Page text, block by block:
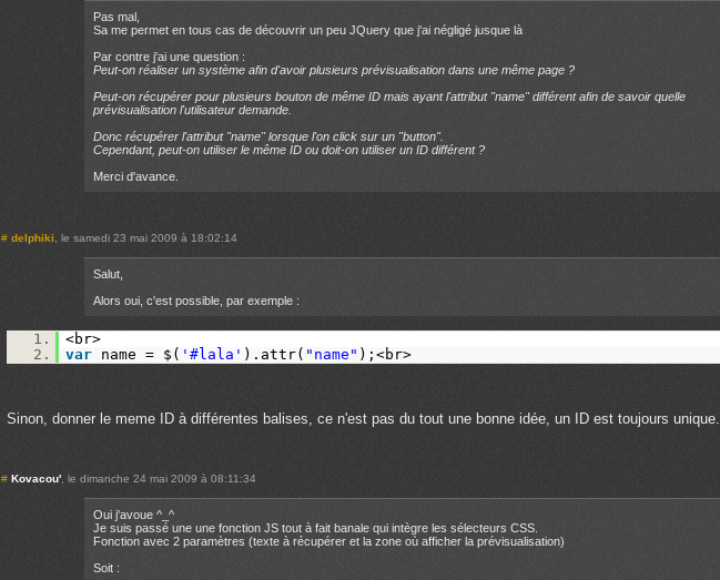
Pas mal,
Sa me permet en tous cas de découvrir un peu JQuery que j'ai négligé jusque là
Par contre j'ai une question :
Peut-on réaliser un système afin d'avoir plusieurs prévisualisation dans une même page ?
Peut-on récupérer pour plusieurs bouton de même ID mais ayant l'attribut "name" différent afin de savoir quelle
prévisualisation l'utilisateur demande.
Donc récupérer l'attribut "name" lorsque l'on click sur un "button".
Cependant, peut-on utiliser le même ID ou doit-on utiliser un ID différent ?
Merci d'avance.
# delphiki , le samedi 23 mai 2009 à 18:02:14
Salut,
Alors oui, c'est possible, par exemple :
1.
<br>
2.
var name = $( '#lala' ).attr( "name" );<br>
Sinon, donner le meme ID à différentes balises, ce n'est pas du tout une bonne idée, un ID est toujours unique.
# Kovacou', le dimanche 24 mai 2009 à 08:11:34
Oui j'avoue ^_^
Je suis passé une une fonction JS tout à fait banale qui intègre les sélecteurs CSS.
Fonction avec 2 paramètres (texte à récupérer et la zone où afficher la prévisualisation)
Soit :